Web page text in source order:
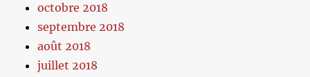
octobre 2018
septembre 2018
août 2018
juillet 2018